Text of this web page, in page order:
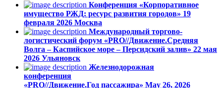
Конференция «Корпоративное
имущество РЖД: ресурс развития городов» 19
февраля 2026 Москва
Международный торгово-
логистический форум «PRO//Движение.Средняя
Волга – Каспийское море – Персидский залив» 22 мая
2026 Ульяновск
Железнодорожная
конференция
«PRO//Движение.Год пассажира» May 26, 2026